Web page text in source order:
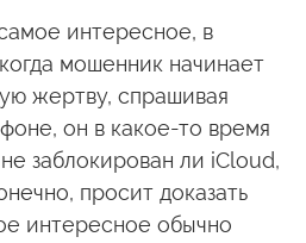
интересное, в
мошенник начинает
жертву, спрашивая
он в какое-то время
заблокирован ли iCloud,
просит доказать
интересное обычно